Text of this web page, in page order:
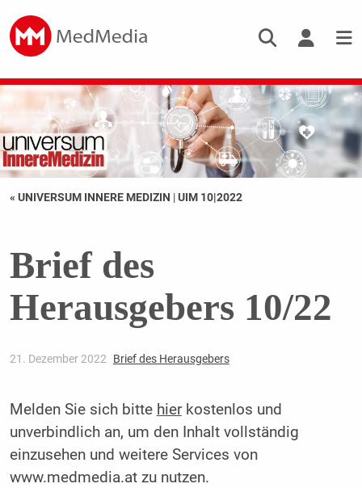
« UNIVERSUM INNERE MEDIZIN |UIM 10|2022
Brief des
Herausgebers 10/22
21. Dezember 2022 Brief des Herausgebers
Melden Sie sich bitte hierkostenlos und
unverbindlich an, um den Inhalt vollständig
einzusehen und weitere Services von
www.medmedia.at zu nutzen.